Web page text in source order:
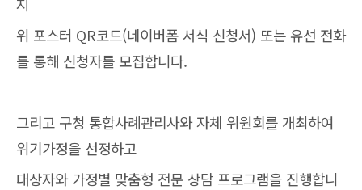
위 포스터 QR코드(네이버폼 서식 신청서) 또는 유선 전화
를 통해 신청자를 모집합니다.
그리고 구청 통합사례관리사와 자체 위원회를 개최하여
위기가정을 선정하고
대상자와 가정별 맞춤형 전문 상담 프로그램을 진행합니